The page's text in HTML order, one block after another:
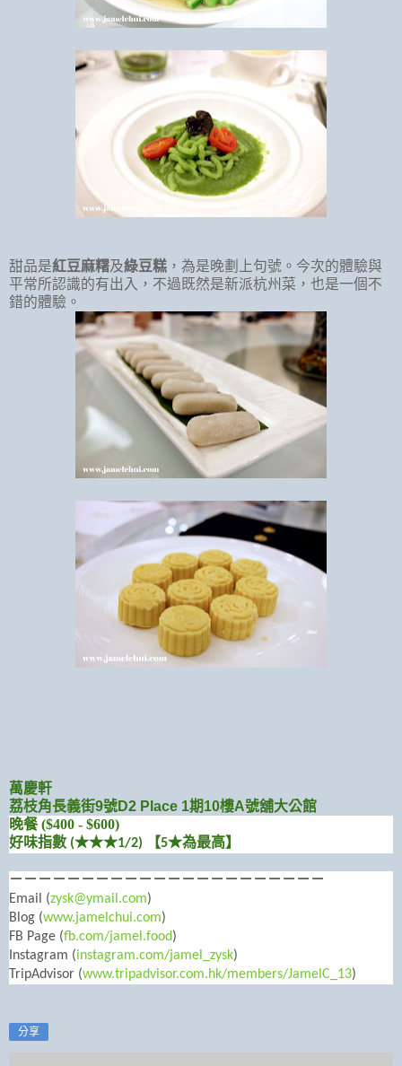
甜品是紅豆麻糬及綠豆糕 ，為是晚劃上句號。今次的體驗與
平常所認識的有出入，不過既然是新派杭州菜，也是一個不
錯的體驗。
萬慶軒
荔枝角長義街9號D2 Place 1期10樓A號舖大公館
晚餐 ($400 - $600)
好味指數 (★★★1/2) 【5★為最高】
－－－－－－－－－－－－－－－－－－－－－－
Email (zysk@ymail.com)
Blog (www.jamelchui.com)
FB Page (fb.com/jamel.food)
Instagram (instagram.com/jamel_zysk)
TripAdvisor (www.tripadvisor.com.hk/members/JamelC_13)
分享